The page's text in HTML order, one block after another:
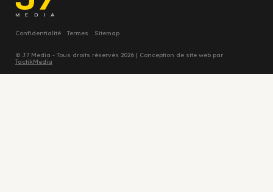
Confidentialité Termes Sitemap
© J7 Media - Tous droits réservés 2026 | Conception de site web par
TactikMedia